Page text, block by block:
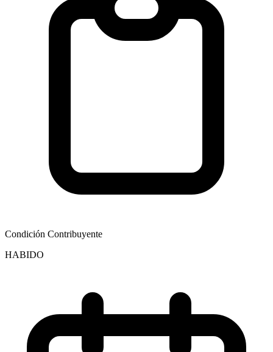
Condición Contribuyente
HABIDO